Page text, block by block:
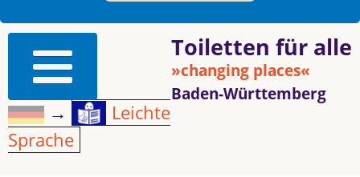
Toiletten für alle
»changing places«
Baden-Württemberg
→
Leichte
Sprache